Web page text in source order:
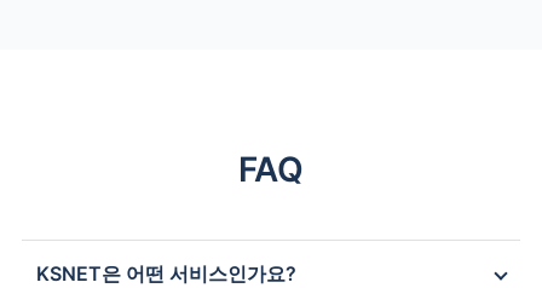
FAQ
KSNET은 어떤 서비스인가요?